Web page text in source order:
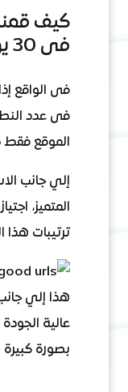
كيف
فى 30 يوم؟
فى الواقع
فى عدد
الموقع فقط 6 نطاقات جديدة اشارت لهم.
إلي جانب
ترتيبات هذا
هذا إلي
عالية
بصورة كبيرة